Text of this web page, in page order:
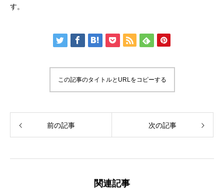
す。
この記事のタイトルとURLをコピーする
前の記事 次の記事
関連記事